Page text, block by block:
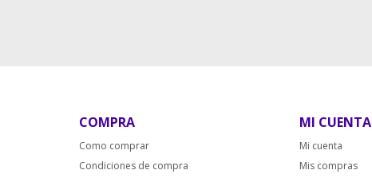
COMPRA
Como comprar
Condiciones de compra
MI CUENTA
Mi cuenta
Mis compras